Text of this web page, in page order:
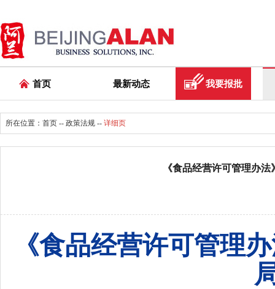
首页 最新动态 我要报批
所在位置： 首页 -- 政策法规 -- 详细页
《食品经营许可管理办
《食品经营许可管理